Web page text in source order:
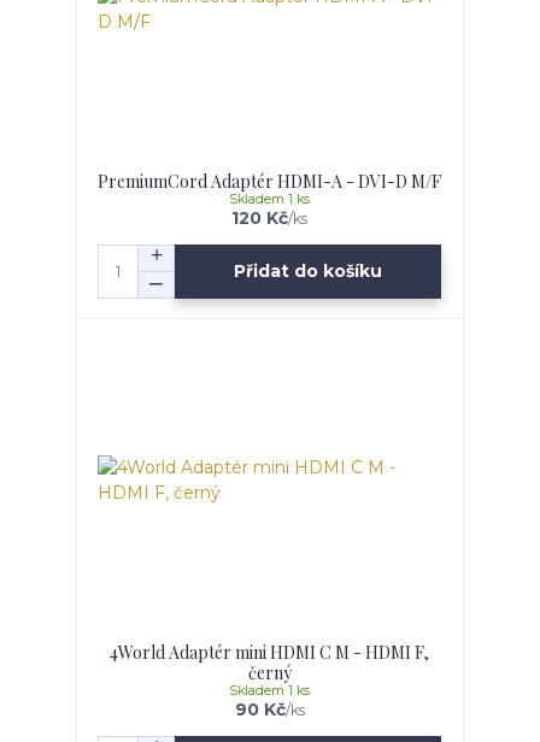
PremiumCord Adaptér HDMI-A - DVI-D M/F
120 Kč/ks
Skladem 1 ks
Přidat do košíku
4World Adaptér mini HDMI C M - HDMI F,
černý
90 Kč/ks
Skladem 1 ks